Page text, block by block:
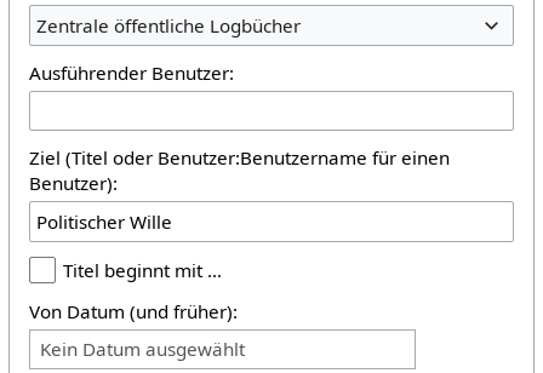
Zentrale öffentliche Logbücher
Ausführender Benutzer:
Ziel (Titel oder Benutzer:Benutzername für einen
Benutzer):
Titel beginnt mit …
Von Datum (und früher):
Kein Datum ausgewählt